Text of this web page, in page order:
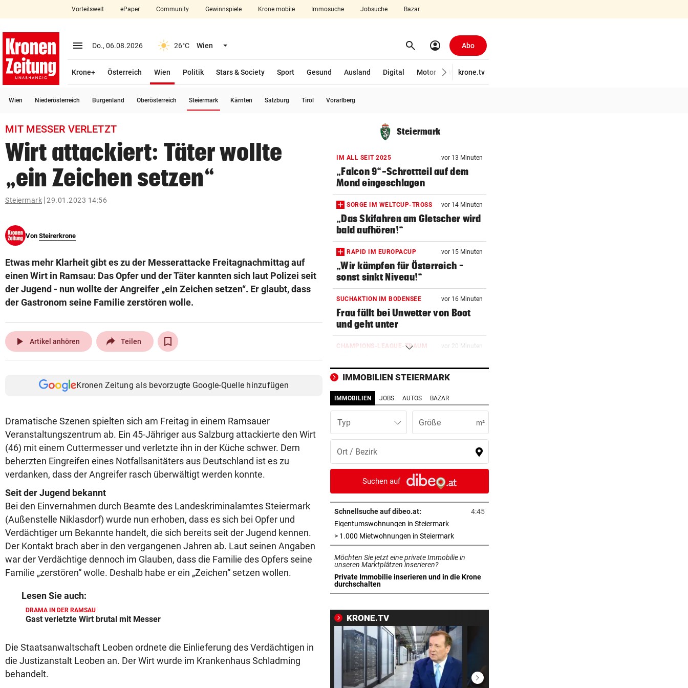
closeSchließen
account_circle Anmelden
arrow_right
Bundesland auswählen
bookmark
search
Suchbegriff
eingeben
© Krone Multimedia GmbH & Co KG 2026
Vorteilswelt ePaper Community Gewinnspiele Krone mobile Immosuche Jobsuche Bazar
menu Menü aufklappen
Do., 06.08.2026 26°C Wien Menü aufklappen search Suchen
account_circle Abo
Krone+ Österreich Wien
Politik
Stars & Society Sport Gesund Ausland Digital Motor Wirtschaft
krone.tv
Wien Niederösterreich Burgenland Oberösterreich Steiermark Kärnten Salzburg Tirol Vorarlberg
MIT MESSER VERLETZT
Wirt attackiert: Täter wollte
„ein Zeichen setzen“
Steiermark 29.01.2023 14:56
Von Steirerkrone
Etwas mehr Klarheit gibt es zu der Messerattacke Freitagnachmittag auf
einen Wirt in Ramsau: Das Opfer und der Täter kannten sich laut Polizei seit
der Jugend - nun wollte der Angreifer „ein Zeichen setzen“. Er glaubt, dass
der Gastronom seine Familie zerstören wolle.
play_arrow Artikel anhören Teilen
Kronen Zeitung als bevorzugte Google-Quelle hinzufügen
Dramatische Szenen spielten sich am Freitag in einem Ramsauer
Veranstaltungszentrum ab. Ein 45-Jähriger aus Salzburg attackierte den Wirt
(46) mit einem Cuttermesser und verletzte ihn in der Küche schwer. Dem
beherzten Eingreifen eines Notfallsanitäters aus Deutschland ist es zu
verdanken, dass der Angreifer rasch überwältigt werden konnte.
Seit der Jugend bekannt
Bei den Einvernahmen durch Beamte des Landeskriminalamtes Steiermark
(Außenstelle Niklasdorf) wurde nun erhoben, dass es sich bei Opfer und
Verdächtiger um Bekannte handelt, die sich bereits seit der Jugend kennen.
Der Kontakt brach aber in den vergangenen Jahren ab. Laut seinen Angaben
war der Verdächtige dennoch im Glauben, dass die Familie des Opfers seine
Familie „zerstören“ wolle. Deshalb habe er ein „Zeichen“ setzen wollen.
Lesen Sie auch:
DRAMA IN DER RAMSAU
Gast verletzte Wirt brutal mit Messer
Die Staatsanwaltschaft Leoben ordnete die Einlieferung des Verdächtigen in
die Justizanstalt Leoben an. Der Wirt wurde im Krankenhaus Schladming
behandelt.
Steiermark
IM ALL SEIT 2025 vor 13 Minuten
„Falcon 9“-Schrottteil auf dem
Mond eingeschlagen
SORGE IM WELTCUP-TROSS vor 14 Minuten
„Das Skifahren am Gletscher wird
bald aufhören!“
RAPID IM EUROPACUP vor 15 Minuten
„Wir kämpfen für Österreich –
sonst sinkt Niveau!“
SUCHAKTION IM BODENSEE vor 16 Minuten
Frau fällt bei Unwetter von Boot
und geht unter
CHAMPIONS-LEAGUE-TRAUM vor 20 Minuten
sich kämpferisch
„KRONE“ TRAF IHN
So offen sprach Brasilien-Star
vor Salzburg-Match
BELASTUNG STEIGT IN NÖ vor 44 Minuten
300 Tage im Jahr lassen Pollen
Allergiker niesen
vor einer Stunde
Gegenschlag, Wirbel um WM 2030
und neue Vorwürfe
VOR KÜSTE OMANS vor einer Stunde
Tanker meldet Explosionen in
Straße von Hormuz
URTEIL GEFALLEN vor 2 Stunden
Altacher Kies-Krieg: Gericht gibt
EXPERTEN WARNEN vor 2 Stunden
Hitze gefährdet Gewässer und
heimische Fischwelt
„KRONE“-KOMMENTAR vor 2 Stunden
IMMOBILIEN STEIERMARK
IMMOBILIEN JOBS AUTOS BAZAR
Typ m²
Suchen auf
Schnellsuche auf dibeo.at:
4:45
Eigentumswohnungen in Steiermarkin neuem Tab öffnen
> 1.000 Mietwohnungen in Steiermarkin neuem Tab öffnen
Möchten Sie jetzt eine private Immobilie in
unseren Marktplätzen inserieren?
Private Immobilie inserieren und in die Krone
durchschalten
in neuem Tab öffnen
KRONE.TV